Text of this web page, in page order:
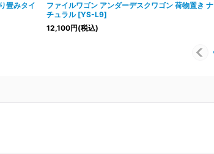
畳みタイ
ファイルワゴン アンダーデスクワゴン 荷物置き ナ
チュラル [YS-L9]
12,100円(税込)